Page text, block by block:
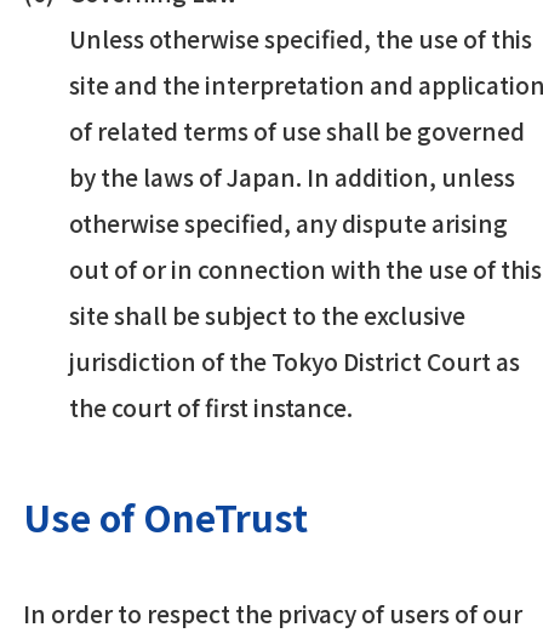
Unless otherwise specified, the use of this
site and the interpretation and
of related terms of use shall be governed
by the laws of Japan. In addition, unless
otherwise specified, any dispute arising
out of or in connection with the use of this
site shall be subject to the exclusive
jurisdiction of the Tokyo District Court as
the court of first instance.
Use of OneTrust
In order to respect the privacy of users of our